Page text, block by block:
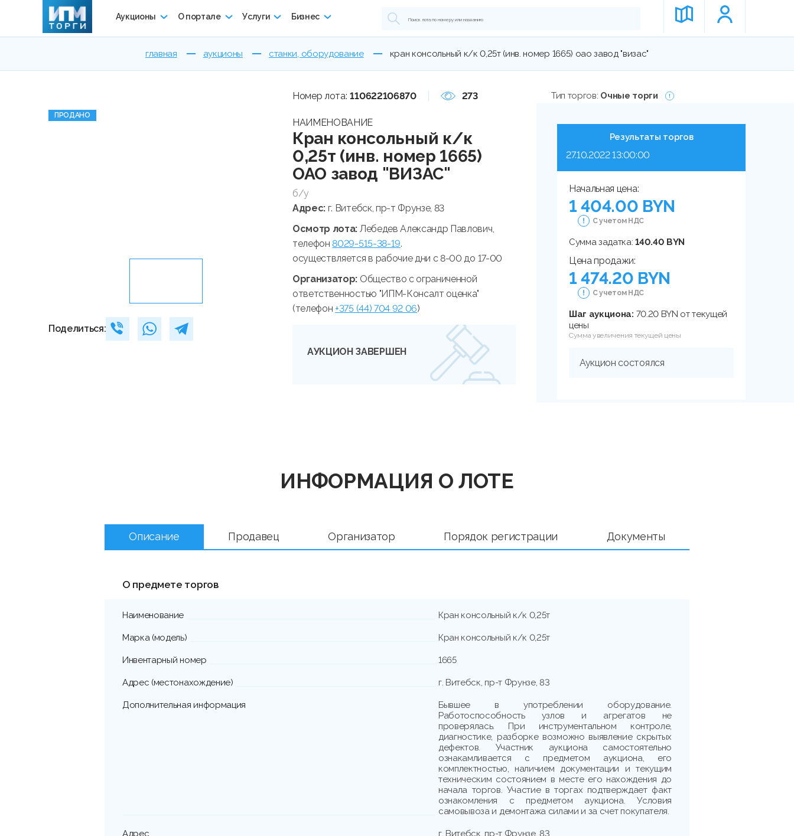
Аукционы О портале Услуги Бизнес
главная аукционы станки, оборудование кран консольный к/к 0,25т (инв. номер 1665) оао завод "визас"
ПРОДАНО
Поделиться:
Номер лота: 110622106870 273
НАИМЕНОВАНИЕ
Кран консольный к/к
0,25т (инв. номер 1665)
ОАО завод "ВИЗАС"
б/у
Адрес: г. Витебск, пр-т Фрунзе, 83
Осмотр лота: Лебедев Александр Павлович,
телефон8029-515-38-19.
осуществляется в рабочие дни с 8-00 до 17-00
Организатор: Общество с ограниченной
ответственностью "ИПМ-Консалт оценка"
(телефон+375 (44) 704 92 06)
АУКЦИОН ЗАВЕРШЕН
Тип торгов: Очные торги
Результаты торгов
27.10.2022 13:00:00
Начальная цена:
1 404.00 BYN
С учетом НДС
Сумма задатка:140.40 BYN
Цена продажи:
1 474.20 BYN
С учетом НДС
Шаг аукциона: 70.20 BYN от текущей
цены
Сумма увеличения текущей цены
Аукцион состоялся
ИНФОРМАЦИЯ О ЛОТЕ
Описание Продавец Организатор Порядок регистрации Документы
О предмете торгов
Наименование Кран консольный к/к 0,25т
Марка (модель) Кран консольный к/к 0,25т
Инвентарный номер 1665
Адрес (местонахождение) г. Витебск, пр-т Фрунзе, 83
Дополнительная информация
Бывшее в употреблении оборудование.
Работоспособность узлов и агрегатов не
проверялась. При инструментальном контроле,
диагностике, разборке возможно выявление скрытых
дефектов. Участник аукциона самостоятельно
ознакамливается с предметом аукциона, его
комплектностью, наличием документации и текущим
техническим состоянием в месте его нахождения до
начала торгов. Участие в торгах подтверждает факт
ознакомления с предметом аукциона. Условия
самовывоза и демонтажа силами и за счет покупателя.
Адрес г. Витебск, пр-т Фрунзе, 83